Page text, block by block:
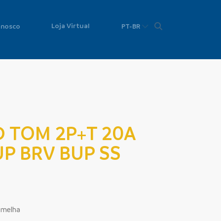
Loja Virtual PT-BR
TOM 2P+T 20A
BRV BUP SS